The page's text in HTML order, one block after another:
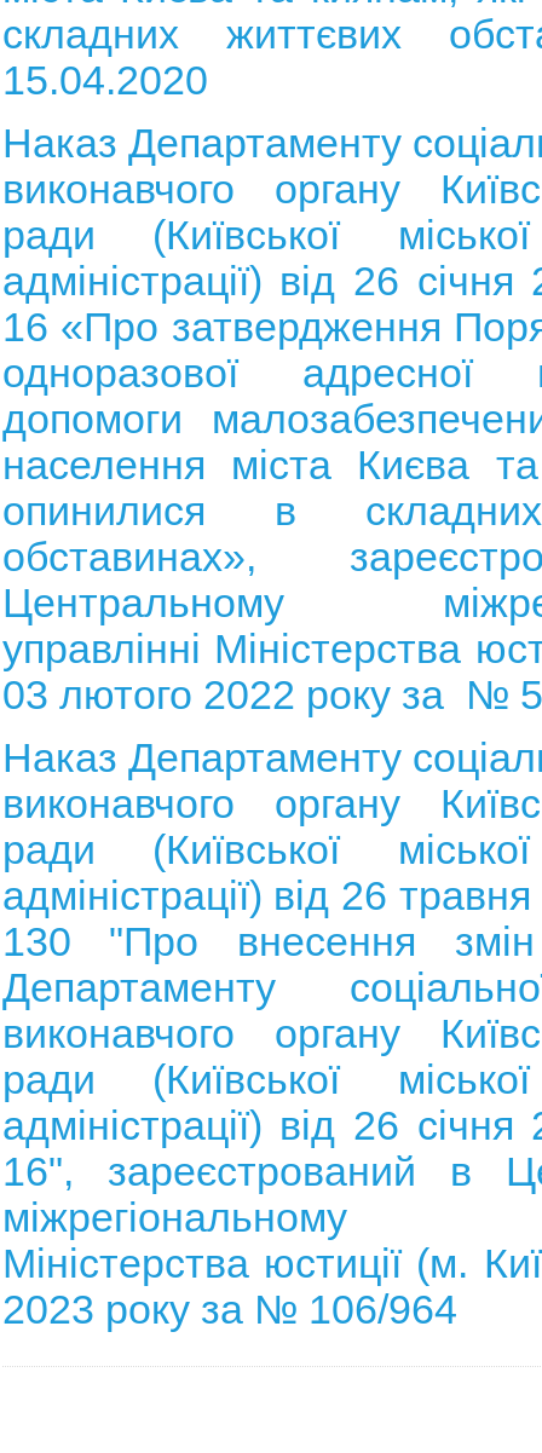
складних життєвих
15.04.2020
Наказ Департаменту
виконавчого органу
ради (Київської
адміністрації) від 26
16 «Про затвердження
одноразової адресної
допомоги
населення міста Києва
опинилися в
обставинах»,
Центральному
управлінні Міністерства
03 лютого 2022 року за №
Наказ Департаменту
виконавчого органу
ради (Київської
адміністрації) від 26
130 "Про внесення
Департаменту
виконавчого органу
ради (Київської
адміністрації) від 26
16", зареєстрований в
міжрегіональному
Міністерства юстиції (м.
2023 року за № 106/964